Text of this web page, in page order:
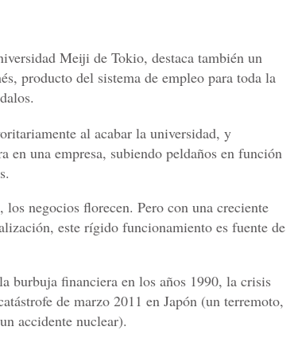
Meiji de Tokio, destaca también un
producto del sistema de empleo para toda la
al acabar la universidad, y
en una empresa, subiendo peldaños en función
negocios florecen. Pero con una creciente
este rígido funcionamiento es fuente de
burbuja financiera en los años 1990, la crisis
de marzo 2011 en Japón (un terremoto,
accidente nuclear).